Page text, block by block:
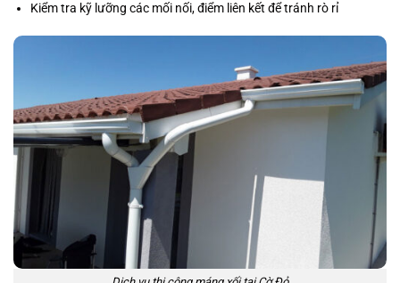
Kiểm tra kỹ lưỡng các mối nối, điểm liên kết để tránh rò rỉ